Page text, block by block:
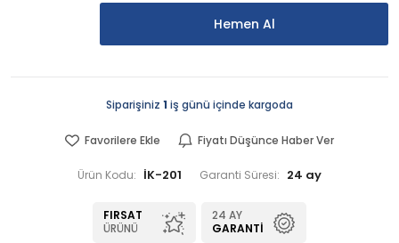
Hemen Al
Siparişiniz 1 iş günü içinde kargoda
Favorilere Ekle Fiyatı Düşünce Haber Ver
Ürün Kodu: İK-201 Garanti Süresi: 24 ay
FIRSAT
ÜRÜNÜ
24 AY
GARANTI